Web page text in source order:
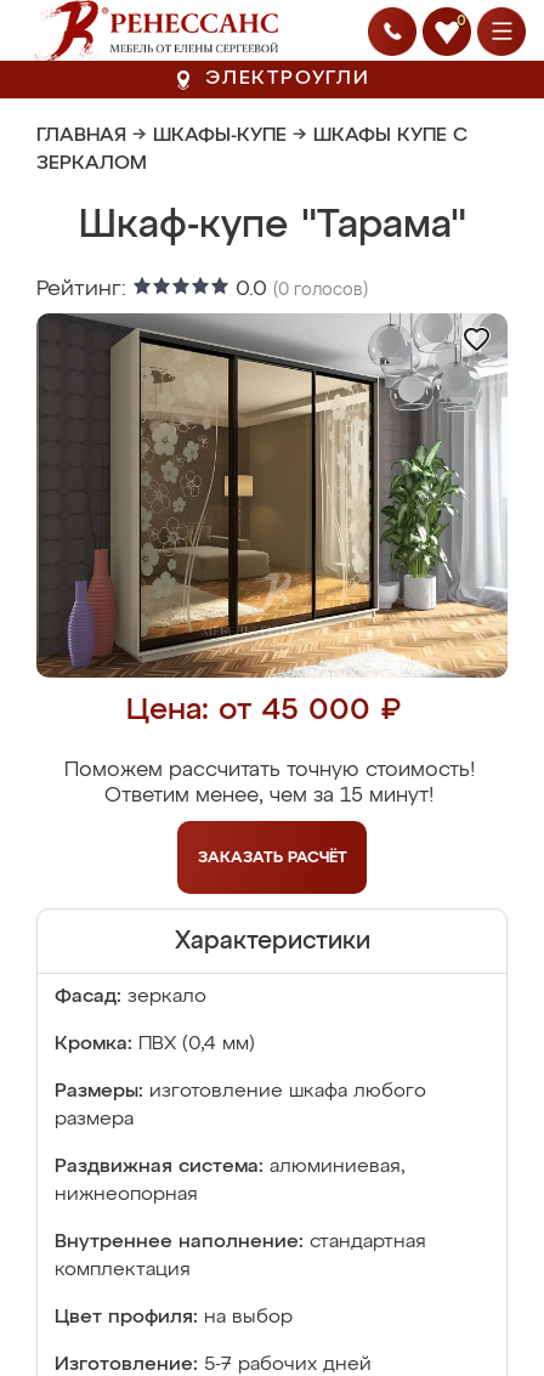
0
ЭЛЕКТРОУГЛИ
ГЛАВНАЯ → ШКАФЫ-КУПЕ → ШКАФЫ КУПЕ С
ЗЕРКАЛОМ
Шкаф-купе "Тарама"
Рейтинг: 0.0 (0 голосов)
Цена: от 45 000 ₽
Поможем рассчитать точную стоимость!
Ответим менее, чем за 15 минут!
ЗАКАЗАТЬ РАСЧЁТ
Характеристики
Фасад: зеркало
Кромка: ПВХ (0,4 мм)
Размеры: изготовление шкафа любого
размера
Раздвижная система: алюминиевая,
нижнеопорная
Внутреннее наполнение: стандартная
комплектация
Цвет профиля: на выбор
Изготовление: 5-7 рабочих дней